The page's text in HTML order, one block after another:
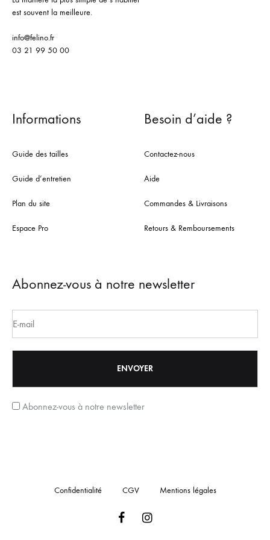
est souvent la meilleure.
info@felino.fr
03 21 99 50 00
Informations
Guide des tailles
Guide d’entretien
Plan du site
Espace Pro
Besoin d’aide ?
Contactez-nous
Aide
Commandes & Livraisons
Retours & Remboursements
Abonnez-vous à notre newsletter
Abonnez-vous à notre newsletter
Confidentialité CGV Mentions légales
FacebookInstagram